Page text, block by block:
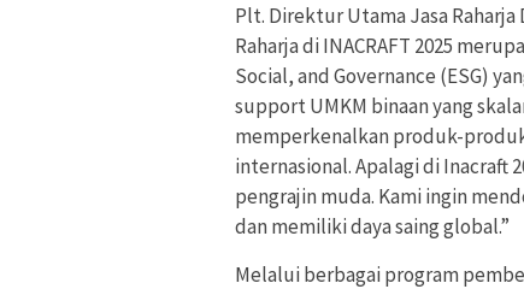
Plt. Direktur Utama Jasa
Raharja di INACRAFT 2025
Social, and Governance (ESG)
support UMKM binaan yang
memperkenalkan produk-
internasional. Apalagi di Inacraft
pengrajin muda. Kami ingin
dan memiliki daya saing global.”
Melalui berbagai program